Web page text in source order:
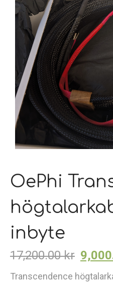
OePhi
inbyte
17,200.00kr
Transcendence